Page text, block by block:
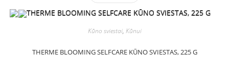
Kūno sviestai, Kūnui
THERME BLOOMING SELFCARE KŪNO SVIESTAS, 225 G